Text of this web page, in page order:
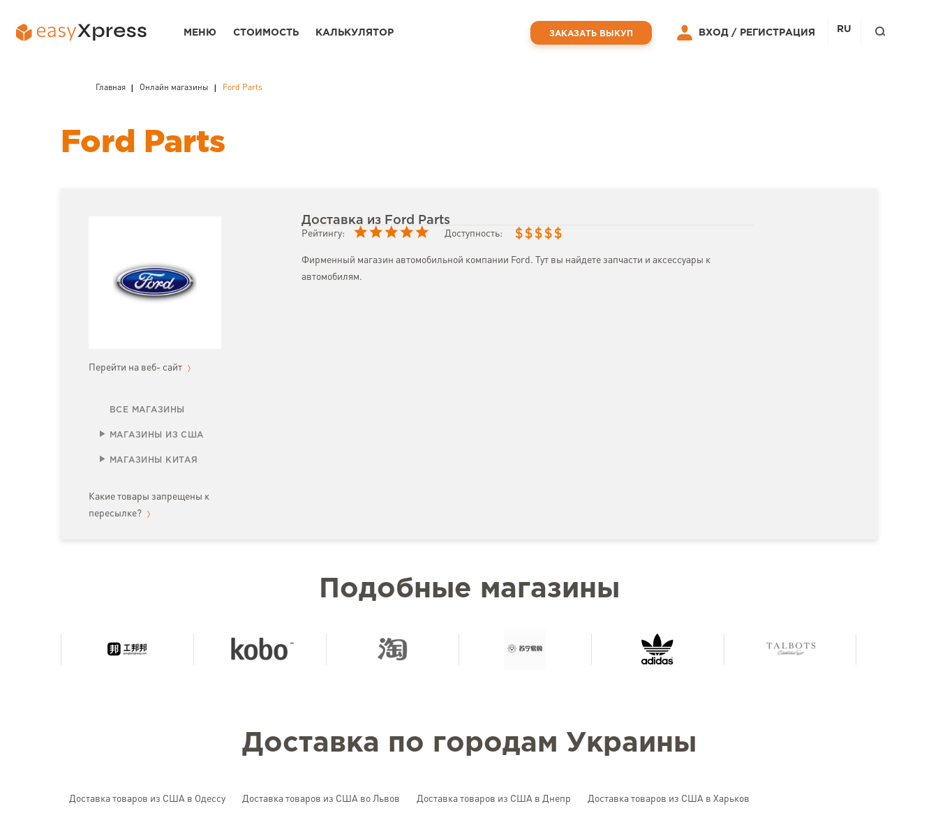
Ford Parts
Главная Онлайн магазины Ford Parts
Перейти на веб- сайт
ВСЕ МАГАЗИНЫ
МАГАЗИНЫ ИЗ США
МАГАЗИНЫ КИТАЯ
Какие товары запрещены к
пересылке?
Доставка из Ford Parts
Рейтингу: Доступность: $ $ $ $ $
Фирменный магазин автомобильной компании Ford. Тут вы найдете запчасти и аксессуары к
автомобилям.
Подобные магазины
Доставка по городам Украины
Доставка товаров из США в Одессу Доставка товаров из США во Львов Доставка товаров из США в Днепр Доставка товаров из США в Харьков
МЕНЮ СТОИМОСТЬ КАЛЬКУЛЯТОР ЗАКАЗАТЬ ВЫКУП ВХОД / РЕГИСТРАЦИЯ RU